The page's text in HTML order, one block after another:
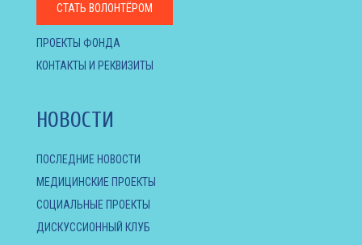
СТАТЬ ВОЛОНТЁРОМ
ПРОЕКТЫ ФОНДА
КОНТАКТЫ И РЕКВИЗИТЫ
НОВОСТИ
ПОСЛЕДНИЕ НОВОСТИ
МЕДИЦИНСКИЕ ПРОЕКТЫ
СОЦИАЛЬНЫЕ ПРОЕКТЫ
ДИСКУССИОННЫЙ КЛУБ